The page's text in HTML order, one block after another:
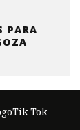
PARA